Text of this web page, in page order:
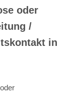
oder
/
in